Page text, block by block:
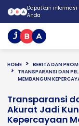
Dapatkan
Anda
HOME
BERITA DAN
TRANSPARANSI DAN
MEMBANGUN
Transparansi
Akurat Jadi
Kepercayaan